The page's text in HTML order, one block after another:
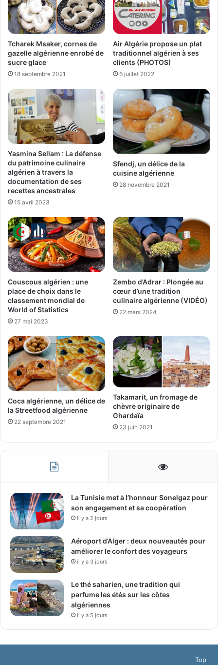
Tcharek Msaker, cornes de
gazelle algérienne enrobé de
sucre glace
18 septembre 2021
Air Algérie propose un plat
traditionnel algérien à ses
clients (PHOTOS)
6 juillet 2022
Yasmina Sellam : La défense
du patrimoine culinaire
algérien à travers la
documentation de ses
recettes ancestrales
15 avril 2023
Sfendj, un délice de la
cuisine algérienne
28 novembre 2021
Couscous algérien : une
place de choix dans le
classement mondial de
World of Statistics
27 mai 2023
Zembo d’Adrar : Plongée au
cœur d’une tradition
culinaire algérienne (VIDÉO)
22 mars 2024
Coca algérienne, un délice de
la Streetfood algérienne
22 septembre 2021
Takamarit, un fromage de
chèvre originaire de
Ghardaïa
23 juin 2021
La Tunisie met à l’honneur Sonelgaz pour
son engagement et sa coopération
il y a 2 jours
Aéroport d’Alger : deux nouveautés pour
améliorer le confort des voyageurs
il y a 3 jours
Le thé saharien, une tradition qui
parfume les étés sur les côtes
algériennes
il y a 5 jours
Top